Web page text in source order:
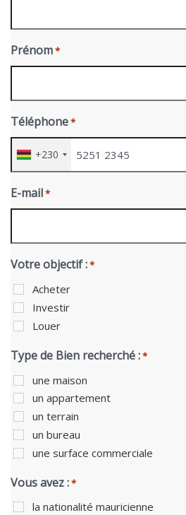
Prénom*
Téléphone*
+230
E-mail*
Votre objectif :*
Acheter
Investir
Louer
Type de Bien recherché :*
une maison
un appartement
un terrain
un bureau
une surface commerciale
Vous avez :*
la nationalité mauricienne